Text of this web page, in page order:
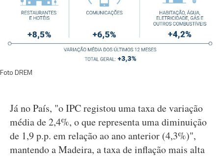
Foto DREM
Já no País, "o IPC registou uma taxa de variação
média de 2,4%, o que representa uma diminuição
de 1,9 p.p. em relação ao ano anterior (4,3%)",
mantendo a Madeira, a taxa de inflação mais alta